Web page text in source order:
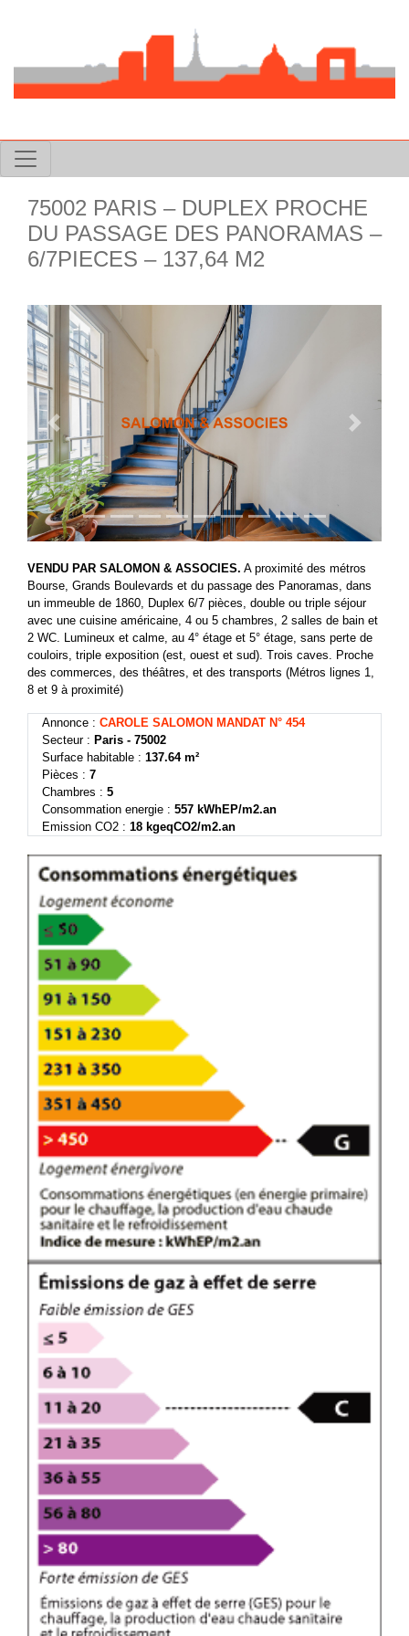
75002 PARIS – DUPLEX PROCHE
DU PASSAGE DES PANORAMAS –
6/7PIECES – 137,64 M2
Previous Next
VENDU PAR SALOMON & ASSOCIES. A proximité des métros
Bourse, Grands Boulevards et du passage des Panoramas, dans
un immeuble de 1860, Duplex 6/7 pièces, double ou triple séjour
avec une cuisine américaine, 4 ou 5 chambres, 2 salles de bain et
2 WC. Lumineux et calme, au 4° étage et 5° étage, sans perte de
couloirs, triple exposition (est, ouest et sud). Trois caves. Proche
des commerces, des théâtres, et des transports (Métros lignes 1,
8 et 9 à proximité)
Annonce : CAROLE SALOMON MANDAT N° 454
Secteur : Paris - 75002
Surface habitable : 137.64 m²
Pièces : 7
Chambres : 5
Consommation energie : 557 kWhEP/m2.an
Emission CO2 : 18 kgeqCO2/m2.an